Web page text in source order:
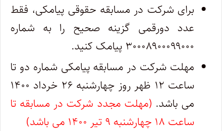
برای شرکت در مسابقه حقوقی پیامکی، فقط
عدد دورقمی گزینه صحیح را به شماره
۳۰۰۰۸۹۰۰۰۹۹۰۰۰ پیامک کنید.
مهلت شرکت در مسابقه پیامکی شماره دو تا
ساعت ۱۲ ظهر روز چهارشنبه ۲۶ خرداد ۱۴۰۰
می باشد. (مهلت مجدد شرکت در مسابقه تا
ساعت ۱۸ چهارشنبه ۹ تیر ۱۴۰۰ می باشد)